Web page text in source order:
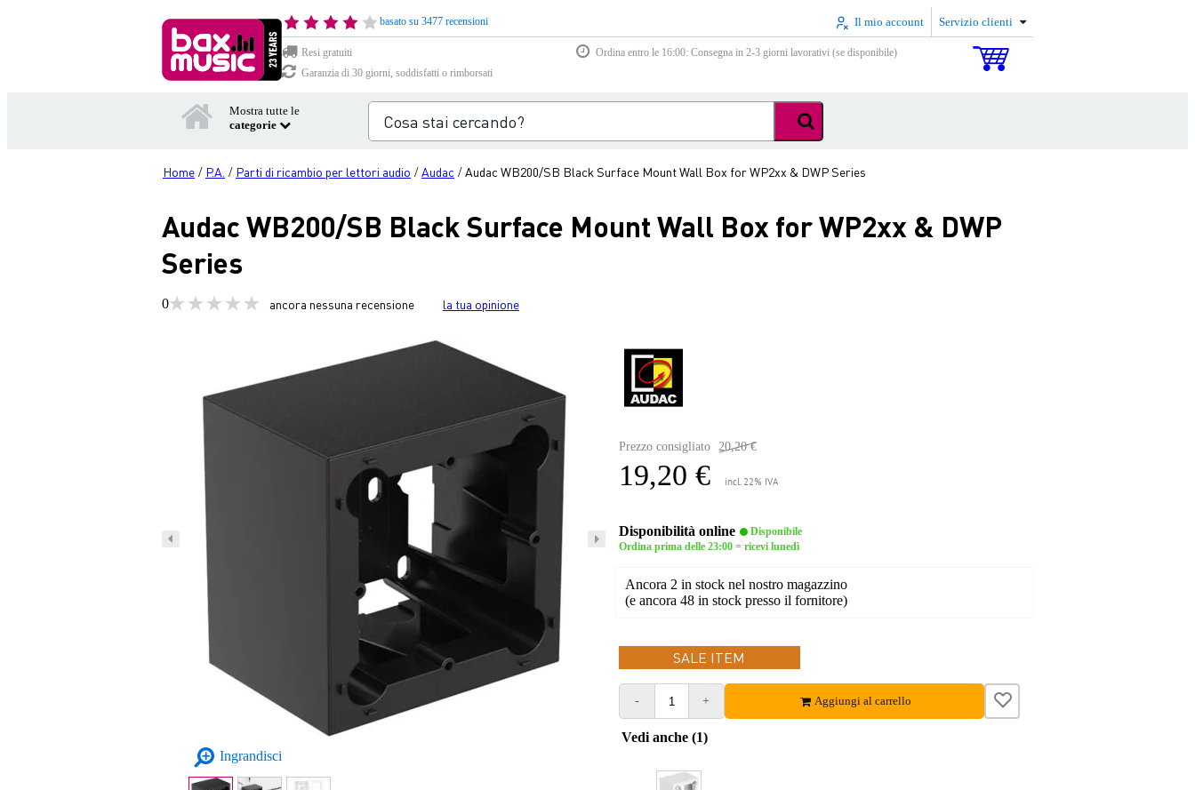
basato su 3477 recensioni Il mio account Servizio clienti
Resi gratuiti
Ordina entro le 16:00: Consegna in 2-3 giorni lavorativi (se disponibile)
Garanzia di 30 giorni, soddisfatti o rimborsati
Mostra tutte le
categorie
Home / P.A. / Parti di ricambio per lettori audio /Audac /Audac WB200/SB Black Surface Mount Wall Box for WP2xx & DWP Series
Audac WB200/SB Black Surface Mount Wall Box for WP2xx & DWP
Series
0 ancora nessuna recensione la tua opinione
Ingrandisci
Prezzo consigliato 20,20 €
19,20 € incl. 22% IVA
Disponibilità online
Disponibile
Ordina prima delle 23:00 = ricevi lunedì
Ancora 2 in stock nel nostro magazzino
(e ancora 48 in stock presso il fornitore)
SALE ITEM
- + Aggiungi al carrello
Vedi anche (1)